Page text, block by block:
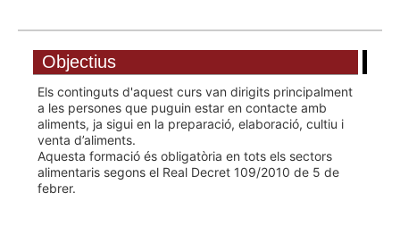
Objectius
Els continguts d'aquest curs van dirigits principalment
a les persones que puguin estar en contacte amb
aliments, ja sigui en la preparació, elaboració, cultiu i
venta d’aliments.
Aquesta formació és obligatòria en tots els sectors
alimentaris segons el Real Decret 109/2010 de 5 de
febrer.